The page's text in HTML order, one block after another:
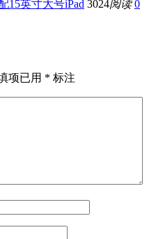
15英寸大号iPad 3024阅读 0
项已用 * 标注